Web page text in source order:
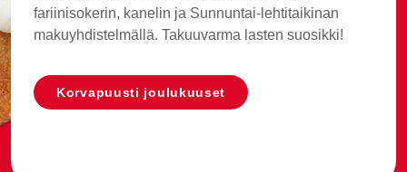
fariinisokerin, kanelin ja Sunnuntai-lehtitaikinan
makuyhdistelmällä. Takuuvarma lasten suosikki!
Korvapuusti joulukuuset